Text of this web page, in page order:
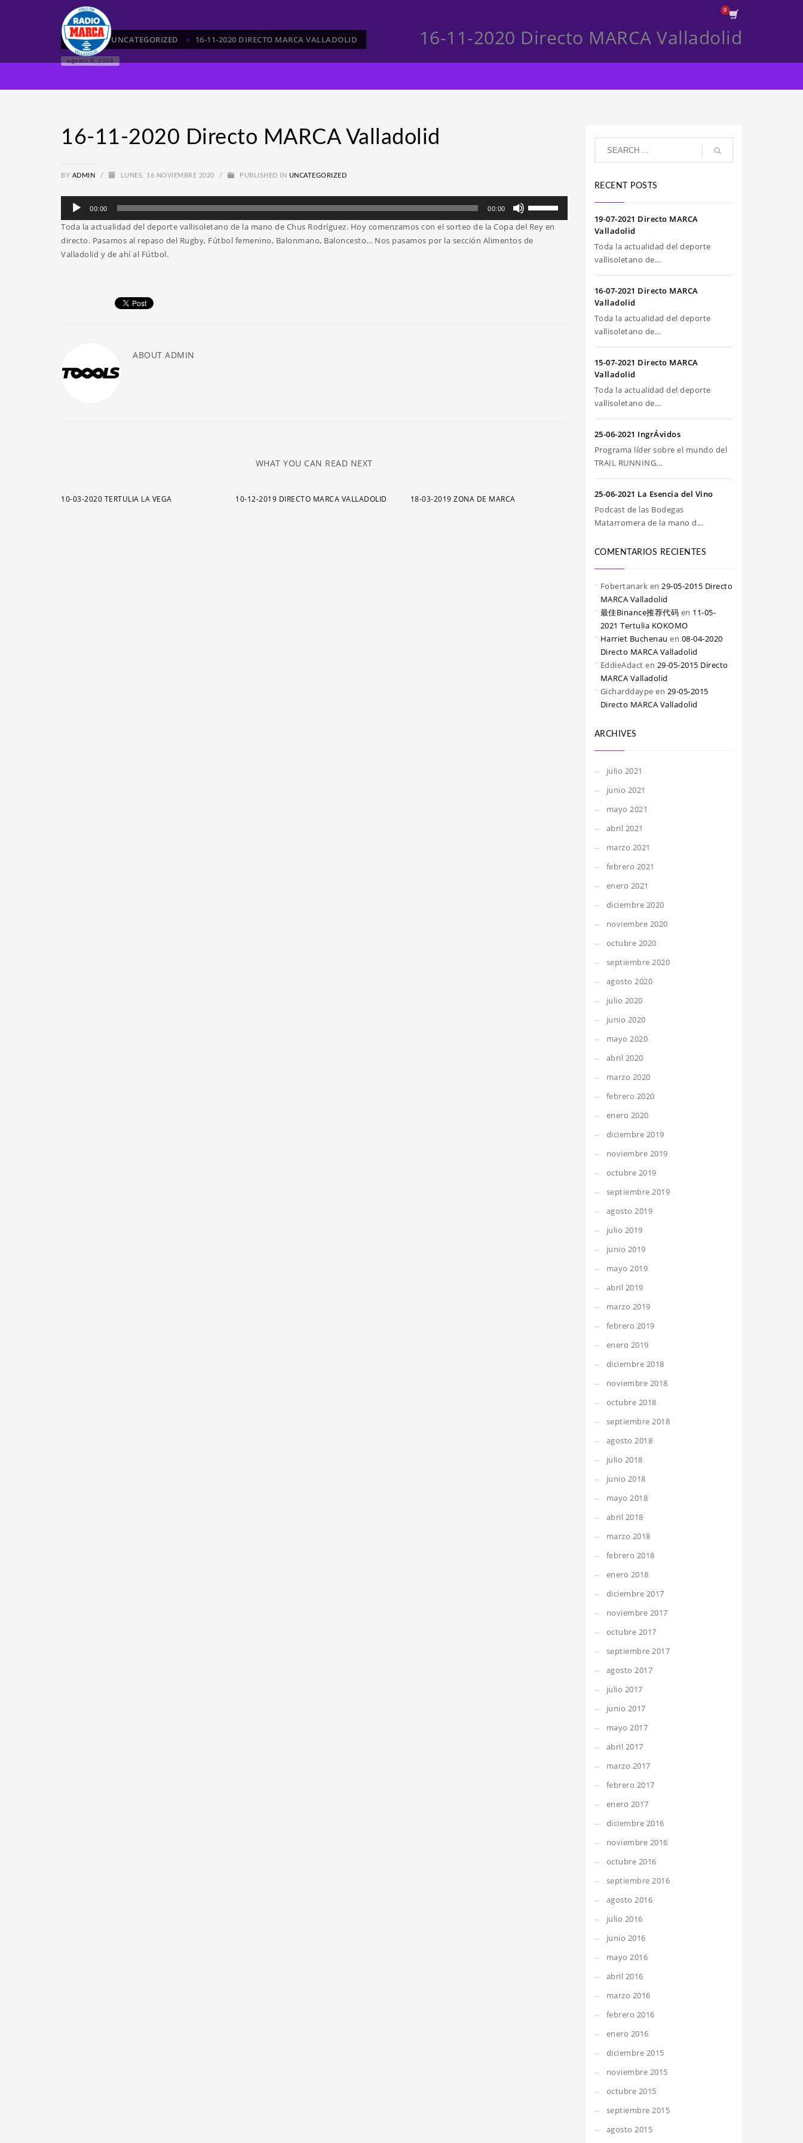
HOME UNCATEGORIZED 16-11-2020 DIRECTO MARCA VALLADOLID
agosto 8, 2026
16-11-2020 Directo MARCA Valladolid
16-11-2020 Directo MARCA Valladolid
BY ADMIN / LUNES, 16 NOVIEMBRE 2020 / PUBLISHED IN UNCATEGORIZED
Reproductor
audio
00:00 00:00
teclas
de
Toda la actualidad del deporte vallisoletano de la mano de Chus Rodríguez. Hoy comenzamos con el sorteo de la Copa del Rey en
directo. Pasamos al repaso del Rugby, Fútbol femenino, Balonmano, Baloncesto… Nos pasamos por la sección Alimentos de
Valladolid y de ahí al Fútbol.
ABOUT ADMIN
WHAT YOU CAN READ NEXT
10-03-2020 TERTULIA LA VEGA 10-12-2019 DIRECTO MARCA VALLADOLID 18-03-2019 ZONA DE MARCA
RECENT POSTS
19-07-2021 Directo MARCA
Valladolid
Toda la actualidad del deporte
vallisoletano de...
16-07-2021 Directo MARCA
Valladolid
Toda la actualidad del deporte
vallisoletano de...
15-07-2021 Directo MARCA
Valladolid
Toda la actualidad del deporte
vallisoletano de...
25-06-2021 IngrÁvidos
Programa líder sobre el mundo del
TRAIL RUNNING...
25-06-2021 La Esencia del Vino
Podcast de las Bodegas
Matarromera de la mano d...
COMENTARIOS RECIENTES
Fobertanark en 29-05-2015 Directo
MARCA Valladolid
最佳Binance推荐代码 en 11-05-
2021 Tertulia KOKOMO
Harriet Buchenau en 08-04-2020
Directo MARCA Valladolid
EddieAdact en 29-05-2015 Directo
MARCA Valladolid
Gicharddaype en 29-05-2015
Directo MARCA Valladolid
ARCHIVES
julio 2021
junio 2021
mayo 2021
abril 2021
marzo 2021
febrero 2021
enero 2021
diciembre 2020
noviembre 2020
octubre 2020
septiembre 2020
agosto 2020
julio 2020
junio 2020
mayo 2020
abril 2020
marzo 2020
febrero 2020
enero 2020
diciembre 2019
noviembre 2019
octubre 2019
septiembre 2019
agosto 2019
julio 2019
junio 2019
mayo 2019
abril 2019
marzo 2019
febrero 2019
enero 2019
diciembre 2018
noviembre 2018
octubre 2018
septiembre 2018
agosto 2018
julio 2018
junio 2018
mayo 2018
abril 2018
marzo 2018
febrero 2018
enero 2018
diciembre 2017
noviembre 2017
octubre 2017
septiembre 2017
agosto 2017
julio 2017
junio 2017
mayo 2017
abril 2017
marzo 2017
febrero 2017
enero 2017
diciembre 2016
noviembre 2016
octubre 2016
septiembre 2016
agosto 2016
julio 2016
junio 2016
mayo 2016
abril 2016
marzo 2016
febrero 2016
enero 2016
diciembre 2015
noviembre 2015
octubre 2015
septiembre 2015
agosto 2015